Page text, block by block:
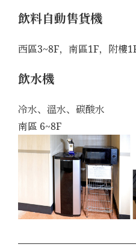
飲料自動售貨機
西區3~8F，南區1F，附樓
飲水機
冷水、溫水、碳酸水
南區 6~8F